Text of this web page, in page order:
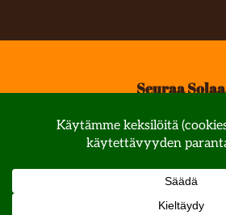
Seuraa Solaa
© All rights reserved